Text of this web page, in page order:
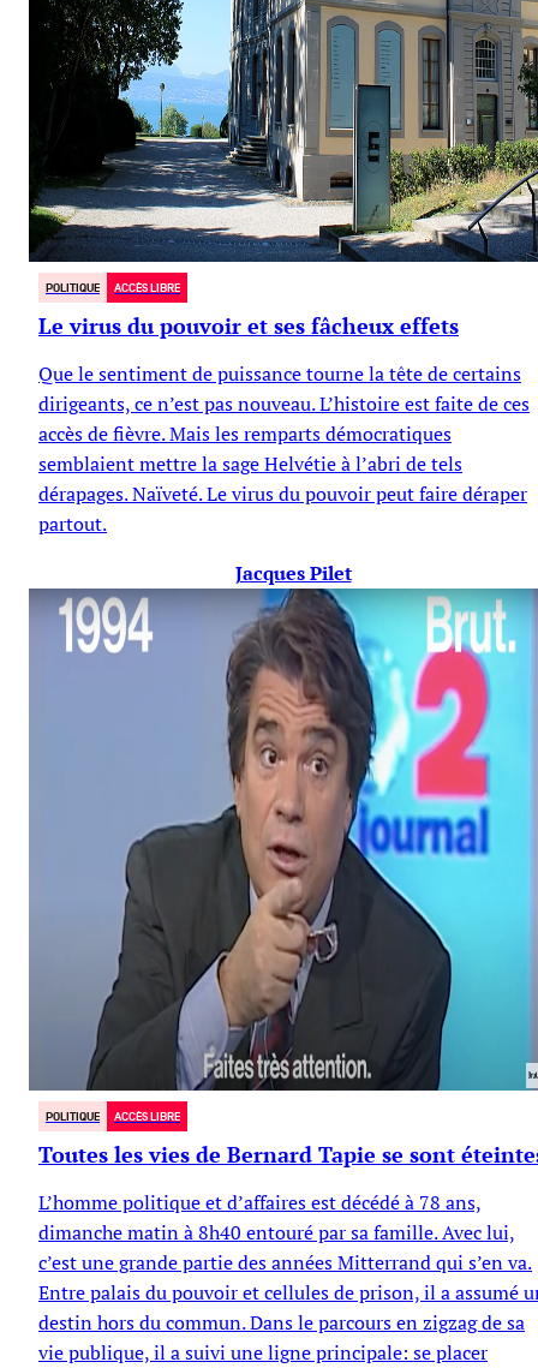
POLITIQUE ACCÈS LIBRE
Le virus du pouvoir et ses fâcheux effets
Que le sentiment de puissance tourne la tête de certains
dirigeants, ce n’est pas nouveau. L’histoire est faite de ces
accès de fièvre. Mais les remparts démocratiques
semblaient mettre la sage Helvétie à l’abri de tels
dérapages. Naïveté. Le virus du pouvoir peut faire déraper
partout.
Jacques Pilet
POLITIQUE ACCÈS LIBRE
Toutes les vies de Bernard Tapie se sont
L’homme politique et d’affaires est décédé à 78 ans,
dimanche matin à 8h40 entouré par sa famille. Avec lui,
c’est une grande partie des années Mitterrand qui s’en va.
Entre palais du pouvoir et cellules de prison, il a assumé
destin hors du commun. Dans le parcours en zigzag de sa
vie publique, il a suivi une ligne principale: se placer